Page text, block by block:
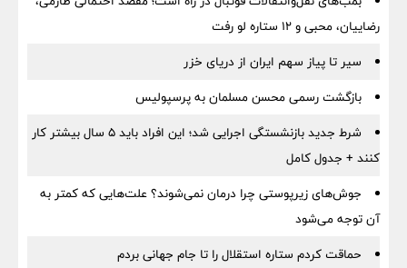
رضاییان، محبی و ۱۲ ستاره لو رفت
سیر تا پیاز سهم ایران از دریای خزر
بازگشت رسمی محسن مسلمان به پرسپولیس
شرط جدید بازنشستگی اجرایی شد؛ این افراد باید ۵ سال بیشتر کار
کنند + جدول کامل
جوش‌های زیرپوستی چرا درمان نمی‌شوند؟ علت‌هایی که کمتر به
آن توجه می‌شود
حماقت کردم ستاره استقلال را تا جام جهانی بردم